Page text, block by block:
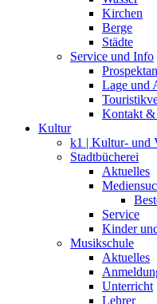
Kirchen
Berge
Städte
Service und Info
Lage und
Kontakt &
Kultur
k1 | Kultur- und
Stadtbücherei
Aktuelles
Service
Kinder
Musikschule
Aktuelles
Unterricht
Lehrer